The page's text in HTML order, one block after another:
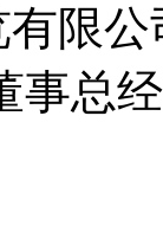
有限
事总